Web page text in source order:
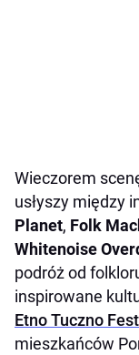
Wieczorem
usłyszy między
Planet, Folk
Whitenoise
podróż od
inspirowane
Etno Tuczno
mieszkańców